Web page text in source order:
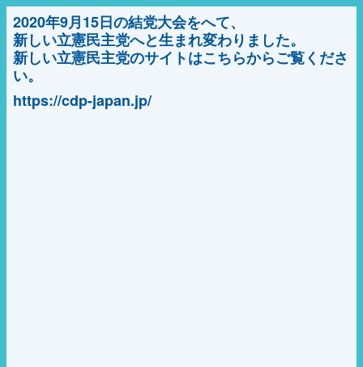
2020年9月15日の結党大会をへて、
新しい立憲民主党へと生まれ変わりました。
新しい立憲民主党のサイトはこちらからご覧くださ
い。
https://cdp-japan.jp/